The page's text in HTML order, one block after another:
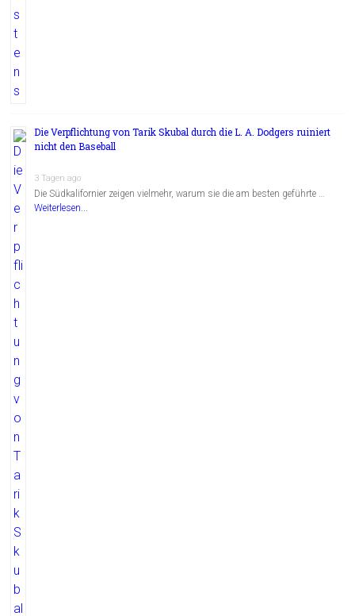
Die Verpflichtung von Tarik Skubal durch die L. A. Dodgers ruiniert
nicht den Baseball
3 Tagen ago
Die Südkalifornier zeigen vielmehr, warum sie die am besten geführte …
Weiterlesen...